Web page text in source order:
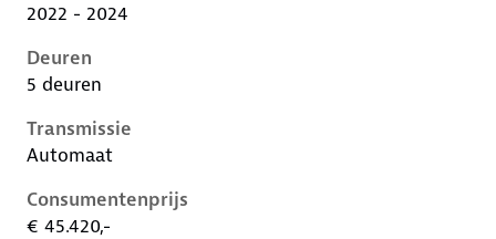
2022 - 2024
Deuren
5 deuren
Transmissie
Automaat
Consumentenprijs
€ 45.420,-